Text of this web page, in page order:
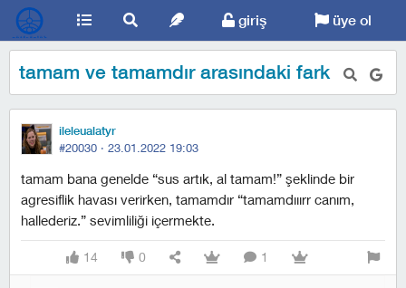
giriş üye ol
tamam ve tamamdır arasındaki fark
ileleualatyr
#20030 · 23.01.2022 19:03
tamam bana genelde “sus artık, al tamam!” şeklinde bir
agresiflik havası verirken, tamamdır “tamamdııırr canım,
hallederiz.” sevimliliği içermekte.
14 0 1